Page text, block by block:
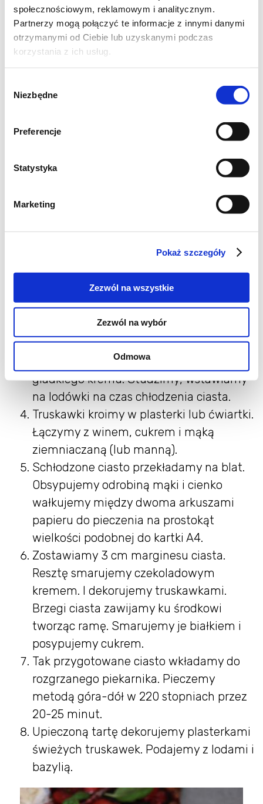
społecznościowym, reklamowym i analitycznym.
Partnerzy mogą połączyć te informacje z innymi danymi
otrzymanymi od Ciebie lub uzyskanymi podczas
korzystania z ich usług.
zgody
Niezbędne
Preferencje
Statystyka
Marketing
Pokaż szczegóły
Zezwól na wszystkie
Zezwól na wybór
Odmowa
Boki tarty:
białko jajka
łyżeczka cukru
lody waniliowe
cukier, sól, posiekane drobno zimne
Tak przygotowane ciasto owijamy w folię
i wkładamy na godzinę do lodówki lub do
zamrażalnika na 20 minut.
W tym czasie w kąpieli wodnej
rozpuszczamy czekoladę z kremówką,
dokładnie mieszamy do uzyskania
gładkiego kremu. Studzimy, wstawiamy
na lodówki na czas chłodzenia ciasta.
Truskawki kroimy w plasterki lub ćwiartki.
Łączymy z winem, cukrem i mąką
ziemniaczaną (lub manną).
Schłodzone ciasto przekładamy na blat.
Obsypujemy odrobiną mąki i cienko
wałkujemy między dwoma arkuszami
papieru do pieczenia na prostokąt
wielkości podobnej do kartki A4.
Zostawiamy 3 cm marginesu ciasta.
Resztę smarujemy czekoladowym
kremem. I dekorujemy truskawkami.
Brzegi ciasta zawijamy ku środkowi
tworząc ramę. Smarujemy je białkiem i
posypujemy cukrem.
Tak przygotowane ciasto wkładamy do
rozgrzanego piekarnika. Pieczemy
metodą góra-dół w 220 stopniach przez
20-25 minut.
Upieczoną tartę dekorujemy plasterkami
świeżych truskawek. Podajemy z lodami i
bazylią.